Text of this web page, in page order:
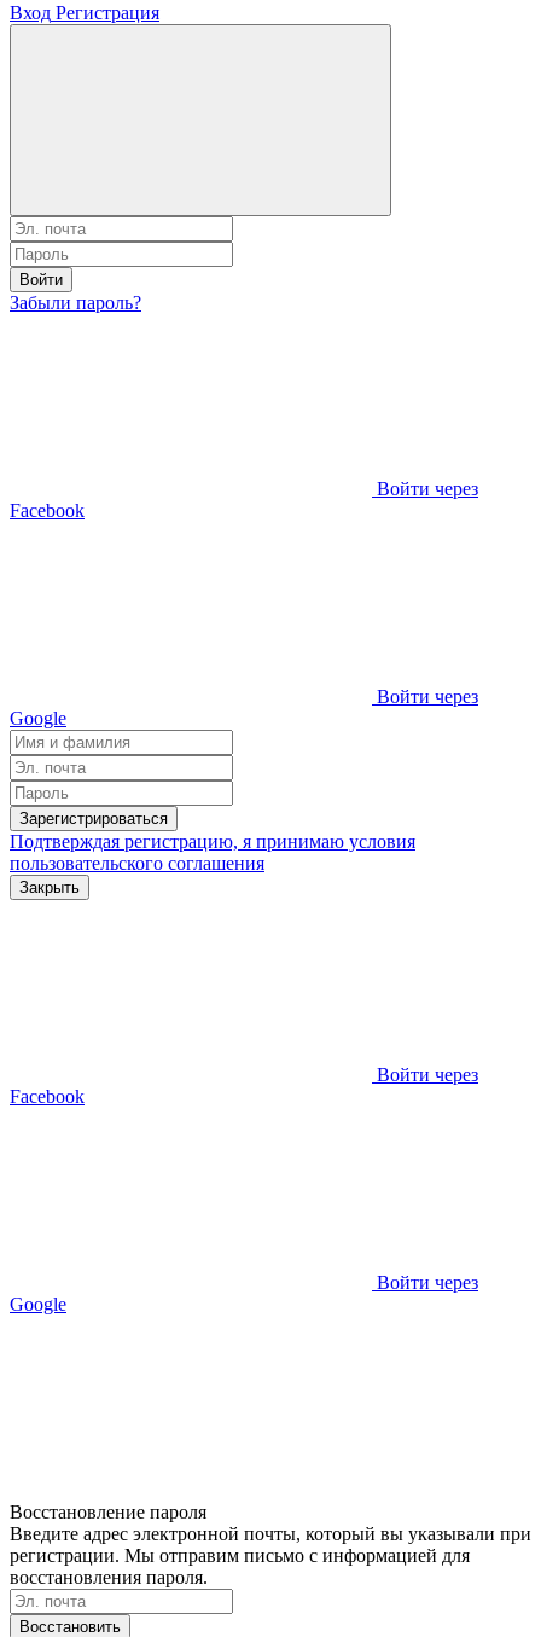
Вход Регистрация
Войти
Забыли пароль?
Войти через
Facebook
Войти через
Google
Зарегистрироваться
Подтверждая регистрацию, я принимаю условия
пользовательского соглашения
Закрыть
Войти через
Facebook
Войти через
Google
Восстановление пароля
Введите адрес электронной почты, который вы указывали при
регистрации. Мы отправим письмо с информацией для
восстановления пароля.
Восстановить